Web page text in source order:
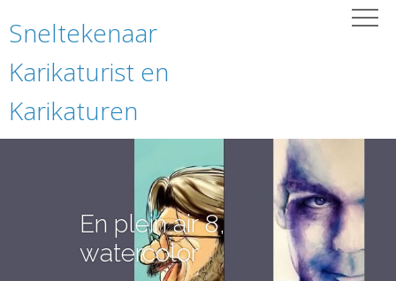
Sneltekenaar
Karikaturist en
Karikaturen
En plein air 8,
watercolor